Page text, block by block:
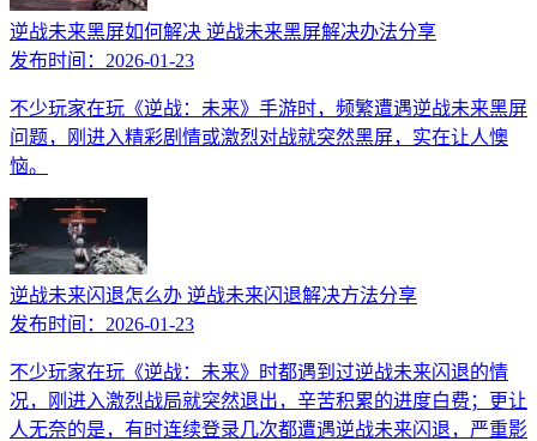
逆战未来黑屏如何解决 逆战未来黑屏解决办法分享
发布时间： 2026-01-23
不少玩家在玩《逆战：未来》手游时，频繁遭遇逆战未来黑屏
问题，刚进入精彩剧情或激烈对战就突然黑屏，实在让人懊
恼。
逆战未来闪退怎么办 逆战未来闪退解决方法分享
发布时间： 2026-01-23
不少玩家在玩《逆战：未来》时都遇到过逆战未来闪退的情
况，刚进入激烈战局就突然退出，辛苦积累的进度白费；更让
人无奈的是，有时连续登录几次都遭遇逆战未来闪退，严重影